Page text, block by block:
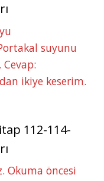
suyunu
Cevap:
ikiye keserim.
112-114-
Okuma öncesi